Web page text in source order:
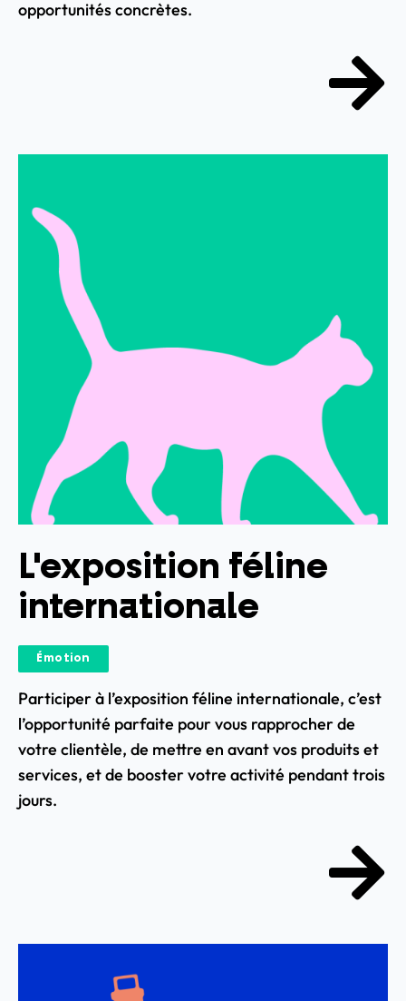
opportunités concrètes.
L'exposition féline
internationale
Émotion
Participer à l’exposition féline internationale, c’est
l’opportunité parfaite pour vous rapprocher de
votre clientèle, de mettre en avant vos produits et
services, et de booster votre activité pendant trois
jours.